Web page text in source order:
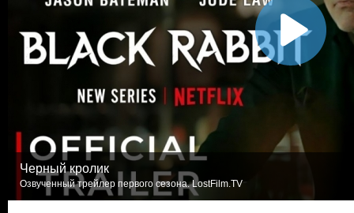
Черный кролик
Озвученный трейлер первого сезона. LostFilm.TV